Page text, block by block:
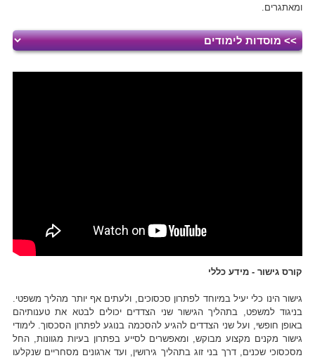
ומאתגרים.
קורס גישור - מידע כללי
גישור הינו כלי יעיל במיוחד לפתרון סכסוכים, ולעתים אף יותר מהליך משפטי.
בניגוד למשפט, בתהליך הגישור שני הצדדים יכולים לבטא את טענותיהם
באופן חופשי, ועל שני הצדדים להגיע להסכמה בנוגע לפתרון הסכסוך. לימודי
גישור מקנים מקצוע מבוקש, ומאפשרים לסייע בפתרון בעיות מגוונות, החל
מסכסוכי שכנים, דרך בני זוג בתהליך גירושין, ועד ארגונים מסחריים שנקלעו